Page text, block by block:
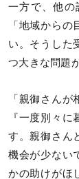
一方で、他の
「地域から
い。そうした
つ大きな問題
「親御さん
『一度別々
す。親御さん
機会が少ない
かの助けがほ